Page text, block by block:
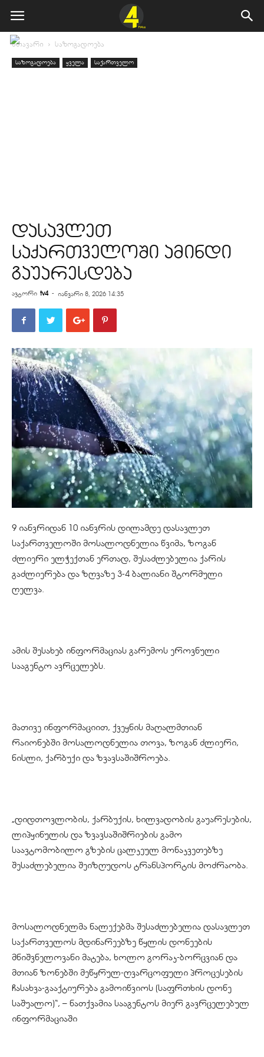
მთავარი საზოგადოება
საზოგადოება ყველა საქართველო
დასავლეთ
საქართველოში ამინდი
გაუარესდება
ავტორი tv4 - იანვარი 8, 2026 14:35
9 იანვრიდან 10 იანვრის დილამდე დასავლეთ
საქართველოში მოსალოდნელია წვიმა, ზოგან
ძლიერი ელჭექთან ერთად, შესაძლებელია ქარის
გაძლიერება და ზღვაზე 3-4 ბალიანი შტორმული
ღელვა.
ამის შესახებ ინფორმაციას გარემოს ეროვნული
სააგენტო ავრცელებს.
მათივე ინფორმაციით, ქვეყნის მაღალმთიან
რაიონებში მოსალოდნელია თოვა, ზოგან ძლიერი,
ნისლი, ქარბუქი და ზვავსაშიშროება.
„დიდთოვლობის, ქარბუქის, ხილვადობის გაუარესების,
ლიპყინულის და ზვავსაშიშრიების გამო
საავტომობილო გზების ცალკეულ მონაკვეთებზე
შესაძლებელია შეიზღუდოს ტრანსპორტის მოძრაობა.
მოსალოდნელმა ნალექებმა შესაძლებელია დასავლეთ
საქართველოს მდინარეებზე წყლის დონეების
მნიშვნელოვანი მატება, ხოლო გორაკ-ბორცვიან და
მთიან ზონებში მეწყრულ-ღვარცოფული პროცესების
ჩასახვა-გააქტიურება გამოიწვიოს (საფრთხის დონე
საშუალო)“, – ნათქვამია სააგენტოს მიერ გავრცელებულ
ინფორმაციაში